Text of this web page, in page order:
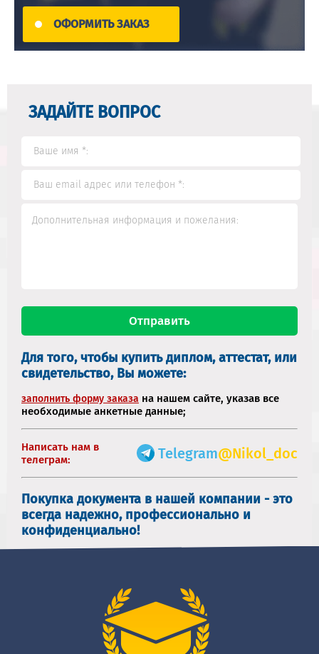
ОФОРМИТЬ ЗАКАЗ
ЗАДАЙТЕ ВОПРОС
Для того, чтобы купить диплом, аттестат, или
свидетельство, Вы можете:
заполнить форму заказа на нашем сайте, указав все
необходимые анкетные данные;
Написать нам в
телеграм:
Telegram@Nikol_doc
Покупка документа в нашей компании - это
всегда надежно, профессионально и
конфиденциально!